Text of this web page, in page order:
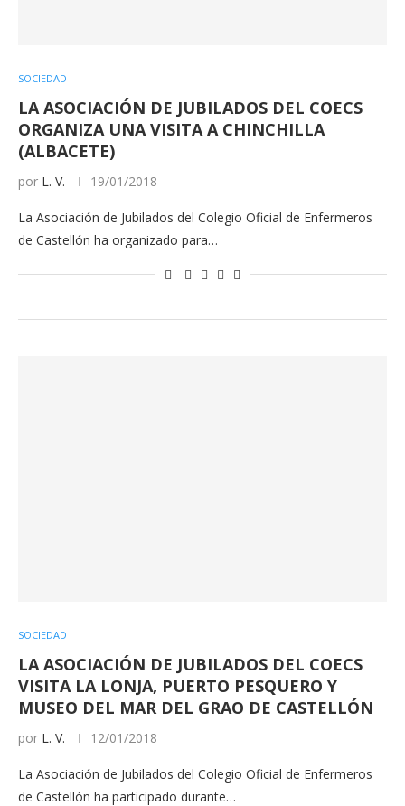
SOCIEDAD
LA ASOCIACIÓN DE JUBILADOS DEL COECS
ORGANIZA UNA VISITA A CHINCHILLA
(ALBACETE)
por L. V. 19/01/2018
La Asociación de Jubilados del Colegio Oficial de Enfermeros
de Castellón ha organizado para…
SOCIEDAD
LA ASOCIACIÓN DE JUBILADOS DEL COECS
VISITA LA LONJA, PUERTO PESQUERO Y
MUSEO DEL MAR DEL GRAO DE CASTELLÓN
por L. V. 12/01/2018
La Asociación de Jubilados del Colegio Oficial de Enfermeros
de Castellón ha participado durante…